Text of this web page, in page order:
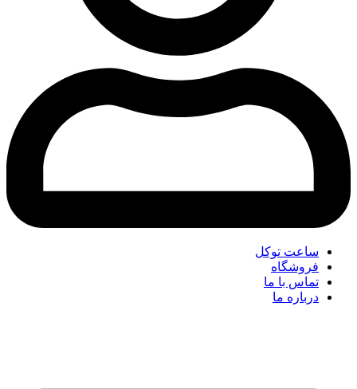
ساعت توکل
فروشگاه
تماس با ما
درباره ما